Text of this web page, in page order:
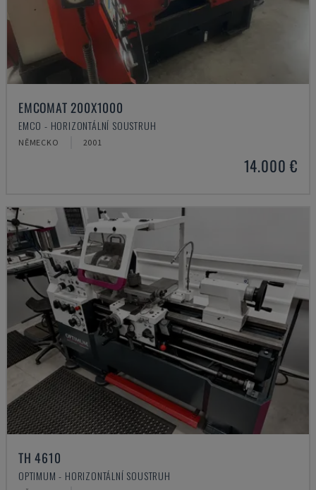
EMCOMAT 200X1000
EMCO - HORIZONTÁLNÍ SOUSTRUH
NĚMECKO 2001
14.000 €
TH 4610
OPTIMUM - HORIZONTÁLNÍ SOUSTRUH